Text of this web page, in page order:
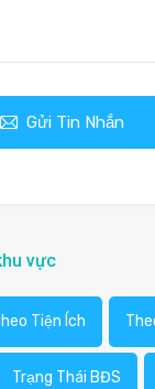
Gửi Tin Nhắn
vực
Tiện Ích
Trạng Thái BĐS